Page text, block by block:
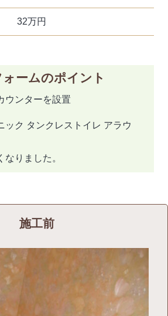
32万円
ームのポイント
ウンターを設置
ック タンクレストイレ アラウ
りました。
施工前